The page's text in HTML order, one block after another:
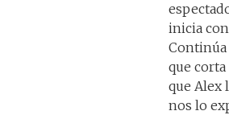
inicia
Continúa
que
que Alex
nos lo